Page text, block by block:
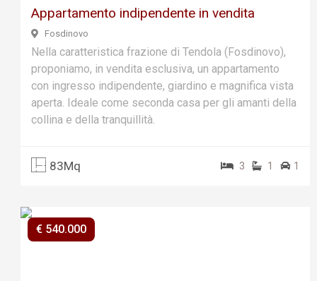
Appartamento indipendente in vendita
Fosdinovo
Nella caratteristica frazione di Tendola (Fosdinovo),
proponiamo, in vendita esclusiva, un appartamento
con ingresso indipendente, giardino e magnifica vista
aperta. Ideale come seconda casa per gli amanti della
collina e della tranquillità.
83Mq 3 1 1
€ 540.000